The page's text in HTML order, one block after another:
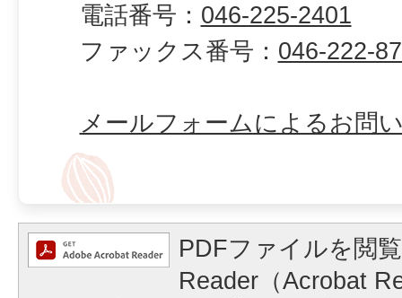
電話番号： 046-225-2401
ファックス番号： 046-222-
メールフォームによるお問
PDFファイルを閲
Reader（Acrobat